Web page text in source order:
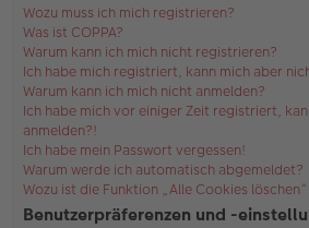
Wozu muss ich mich registrieren?
Was ist COPPA?
Warum kann ich mich nicht registrieren?
Ich habe mich registriert, kann mich aber
Warum kann ich mich nicht anmelden?
Ich habe mich vor einiger Zeit registriert,
anmelden?!
Ich habe mein Passwort vergessen!
Warum werde ich automatisch abgemeldet?
Wozu ist die Funktion „Alle Cookies
Benutzerpräferenzen und -